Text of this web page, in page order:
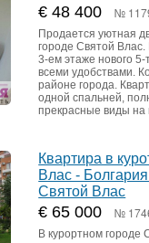
€ 48 400 №
Продается уютная
городе Святой Влас.
3-ем этаже нового 5-
всеми удобствами.
районе города.
одной спальней,
прекрасные виды на
Квартира в
Влас -
Святой Влас
€ 65 000 №
В курортном городе